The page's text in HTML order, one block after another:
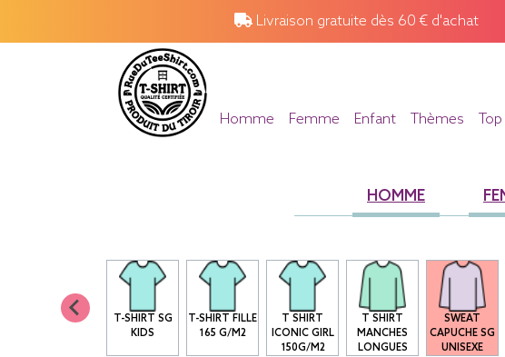
Livraison gratuite dès 60 € d'achat
Homme Femme Enfant Thèmes
HOMME
T-SHIRT SG
KIDS
T-SHIRT FILLE
165 G/M2
T SHIRT
ICONIC GIRL
150G/M2
T SHIRT
MANCHES
LONGUES
SWEAT
CAPUCHE SG
UNISEXE